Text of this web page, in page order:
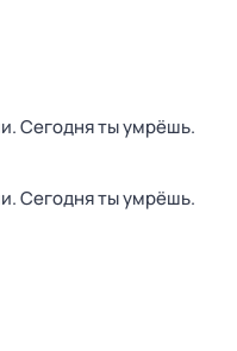
Сегодня ты умрёшь.
Сегодня ты умрёшь.